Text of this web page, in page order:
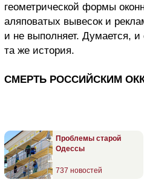
геометрической формы
аляповатых вывесок и
и не выполняет. Думается,
та же история.
СМЕРТЬ РОССИЙСКИМ
Проблемы старой
Одессы
737 новостей